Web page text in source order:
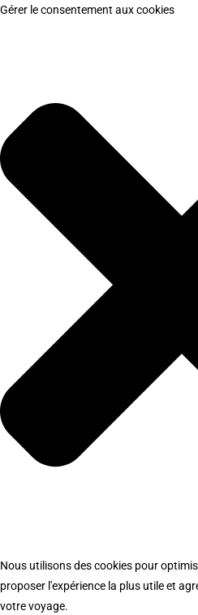
Gérer le consentement aux cookies
Nous utilisons des cookies pour
proposer l'expérience la plus utile et
votre voyage.